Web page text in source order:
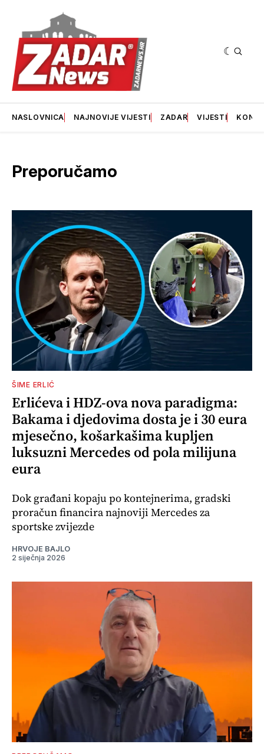
NASLOVNICA NAJNOVIJE VIJESTI ZADAR VIJESTI
Preporučamo
ŠIME ERLIĆ
Erlićeva i HDZ-ova nova paradigma:
Bakama i djedovima dosta je i 30 eura
mjesečno, košarkašima kupljen
luksuzni Mercedes od pola milijuna
eura
Dok građani kopaju po kontejnerima, gradski
proračun financira najnoviji Mercedes za
sportske zvijezde
HRVOJE BAJLO
2 siječnja 2026